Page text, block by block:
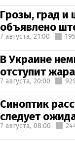
Грозы, град и
объявлено
7 августа, 21:00
В Украине
отступит жара
7 августа, 20:00
Синоптик
следует
7 августа, 08:00